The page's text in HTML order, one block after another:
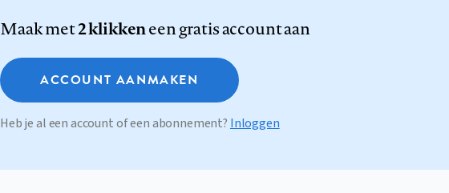
Maak met2 klikkeneen gratis account aan
ACCOUNT AANMAKEN
Heb je al een account of een abonnement? Inloggen